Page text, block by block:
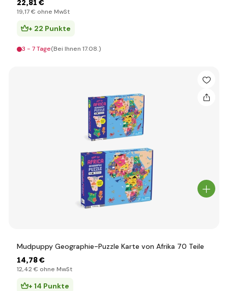
22,81 €
19,17 € ohne MwSt
+ 22 Punkte
3 - 7 Tage(Bei Ihnen 17.08.)
Mudpuppy Geographie-Puzzle Karte von Afrika 70 Teile
14,78 €
12,42 € ohne MwSt
+ 14 Punkte